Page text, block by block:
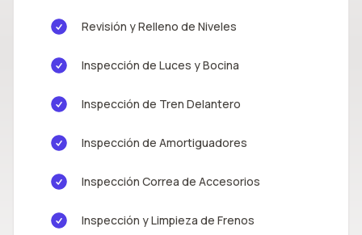
Revisión y Relleno de Niveles
Inspección de Luces y Bocina
Inspección de Tren Delantero
Inspección de Amortiguadores
Inspección Correa de Accesorios
Inspección y Limpieza de Frenos